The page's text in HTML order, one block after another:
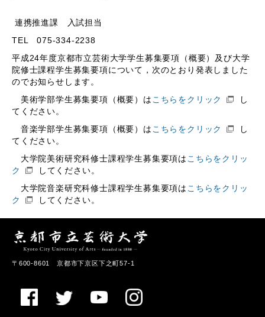
連携推進課 入試担当
TEL 075-334-2238
平成24年度京都市立芸術大学学生募集要項（概要）及び大学
院修士課程学生募集要項について，次のとおり発表しました
のでお知らせします。
美術学部学生募集要項（概要）は こちらをクリック
し
てください。
音楽学部学生募集要項（概要）は こちらをクリック
し
てください。
大学院美術研究科修士課程学生募集要項は こちらをクリッ
ク
してください。
大学院音楽研究科修士課程学生募集要項は こちらをクリッ
ク
してください。
〒600-8601 京都市下京区下之町57-1